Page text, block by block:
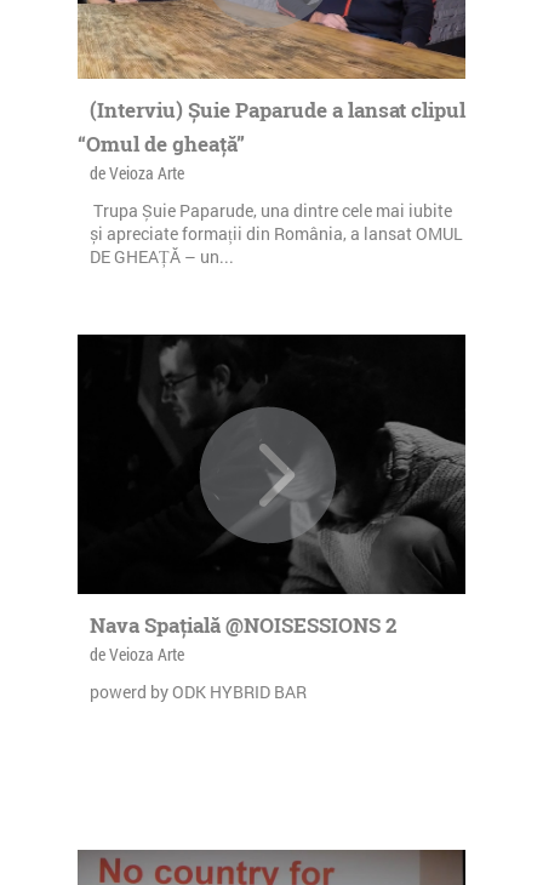
(Interviu) Șuie Paparude a lansat clipul
“Omul de gheață”
de Veioza Arte
Trupa Șuie Paparude, una dintre cele mai iubite
și apreciate formații din România, a lansat OMUL
DE GHEAȚĂ – un...
Nava Spațială @NOISESSIONS 2
de Veioza Arte
powerd by ODK HYBRID BAR